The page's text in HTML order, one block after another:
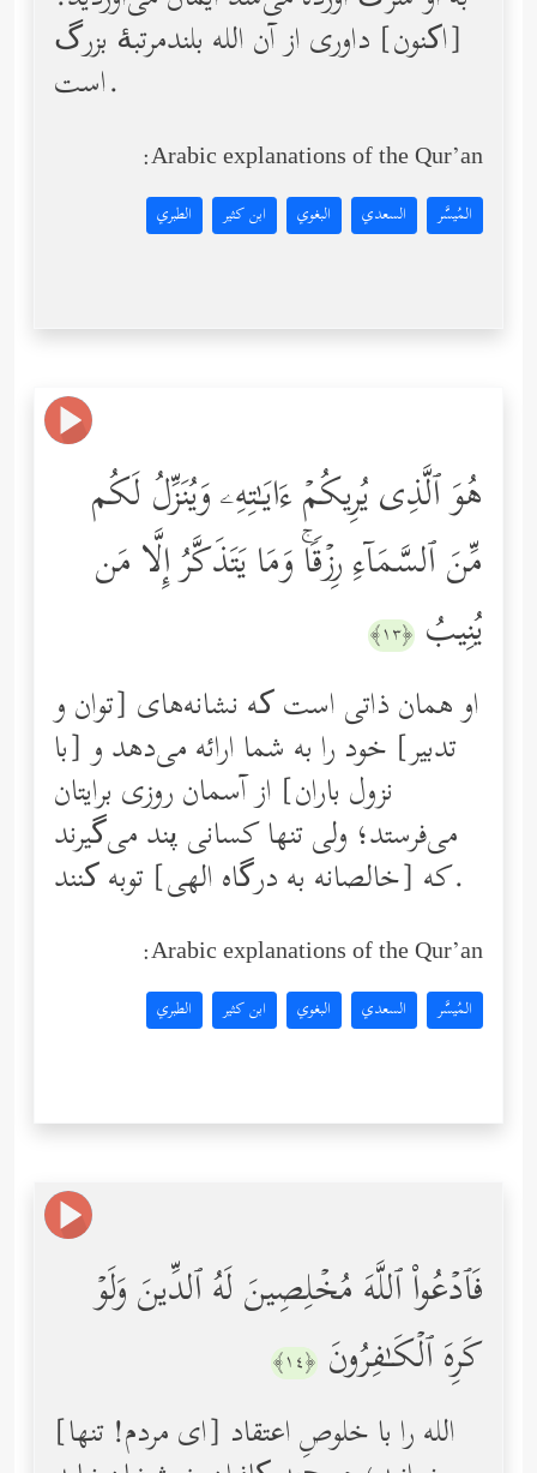
[اکنون] داوری از آن الله بلندمرتبۀ بزرگ
است.
Arabic explanations of the Qur’an:
المُيسَّر السعدي البغوي ابن كثير الطبري
هُوَ ٱلَّذِی یُرِیكُمۡ ءَایَـٰتِهِۦ وَیُنَزِّلُ لَكُم
مِّنَ ٱلسَّمَاۤءِ رِزۡقࣰاۚ وَمَا یَتَذَكَّرُ إِلَّا مَن
یُنِیبُ ﴿١٣﴾
او همان ذاتی است که نشانه‌های [توان و
تدبیر] خود را به شما ارائه می‌دهد و [با
نزول باران] از آسمان روزى برایتان
مى‌فرستد؛ ولى تنها كسانى پند مى‌گیرند
كه [خالصانه به درگاه الهی] توبه ‌کنند.
Arabic explanations of the Qur’an:
المُيسَّر السعدي البغوي ابن كثير الطبري
فَٱدۡعُواْ ٱللَّهَ مُخۡلِصِینَ لَهُ ٱلدِّینَ وَلَوۡ
كَرِهَ ٱلۡكَـٰفِرُونَ ﴿١٤﴾
[ای مردم! تنها] الله را با خلوصِ اعتقاد